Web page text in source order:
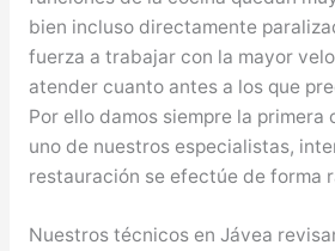
bien incluso directamente
fuerza a trabajar con la mayor
atender cuanto antes a los que
Por ello damos siempre la
uno de nuestros especialistas,
restauración se efectúe de forma
Nuestros técnicos en Jávea